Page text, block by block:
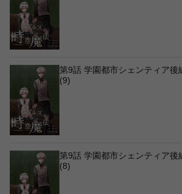
第9話 学園都市シェンティア後
(9)
第9話 学園都市シェンティア後
(8)